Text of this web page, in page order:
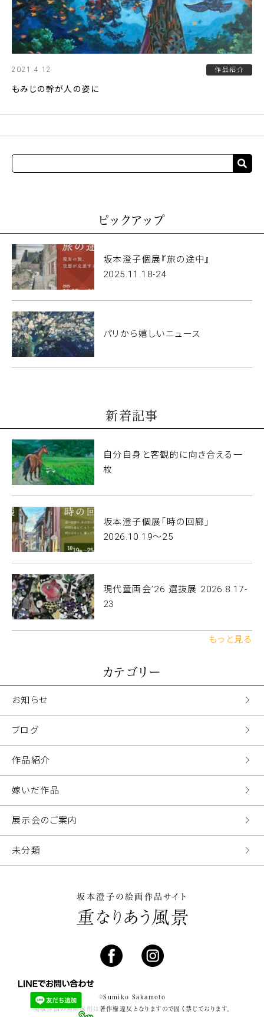
2021.4.12 作品紹介
もみじの幹が人の姿に
ピックアップ
坂本澄子個展『旅の途中』
2025.11.18-24
パリから嬉しいニュース
新着記事
自分自身と客観的に向き合える一
枚
坂本澄子個展「時の回廊」
2026.10.19〜25
現代童画会’26 選抜展 2026.8.17-
23
もっと見る
カテゴリー
お知らせ
ブログ
作品紹介
嫁いだ作品
展示会のご案内
未分類
坂本澄子の絵画作品サイト
©Sumiko Sakamoto
掲載作品の無断転用は著作権違反となりますので固く禁じております。